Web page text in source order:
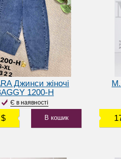
Джинси жіночі
1200-H
Є в наявності
В кошик